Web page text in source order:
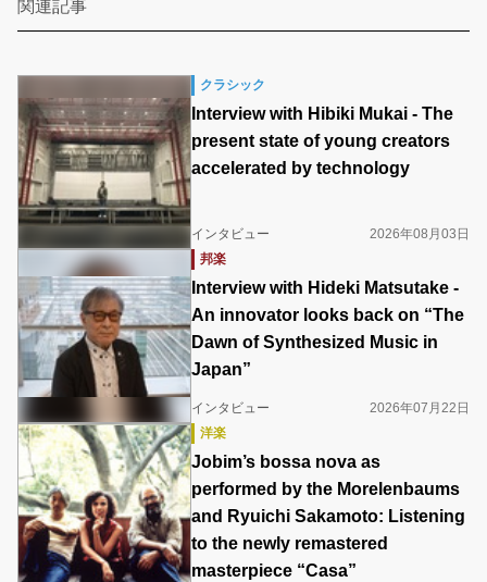
関連記事
クラシック
Interview with Hibiki Mukai - The
present state of young creators
accelerated by technology
インタビュー
2026年08月03日
邦楽
Interview with Hideki Matsutake -
An innovator looks back on “The
Dawn of Synthesized Music in
Japan”
インタビュー
2026年07月22日
洋楽
Jobim’s bossa nova as
performed by the Morelenbaums
and Ryuichi Sakamoto: Listening
to the newly remastered
masterpiece “Casa”